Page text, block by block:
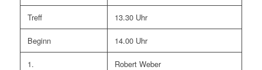
Treff 13.30 Uhr
Beginn 14.00 Uhr
1. Robert Weber